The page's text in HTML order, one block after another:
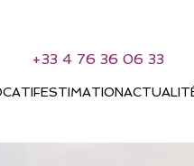
+33 4 76 36 06 33
ESTIMATION